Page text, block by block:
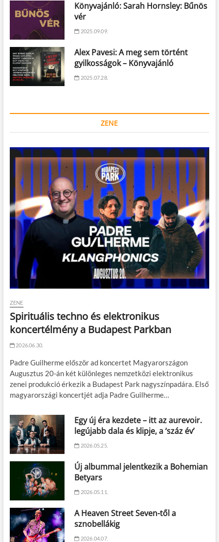
Könyvajánló: Sarah Hornsley: Bűnös
vér
2025.09.09.
Alex Pavesi: A meg sem történt
gyilkosságok – Könyvajánló
2025.07.28.
ZENE
ZENE
Spirituális techno és elektronikus
koncertélmény a Budapest Parkban
2026.06.30.
Padre Guilherme először ad koncertet Magyarországon
Augusztus 20-án két különleges nemzetközi elektronikus
zenei produkció érkezik a Budapest Park nagyszínpadára. Első
magyarországi koncertjét adja Padre Guilherme…
Egy új éra kezdete – itt az aurevoir.
legújabb dala és klipje, a ‘száz év’
2026.05.25.
Új albummal jelentkezik a Bohemian
Betyars
2026.05.11.
A Heaven Street Seven-től a
sznobellákig
2026.04.07.